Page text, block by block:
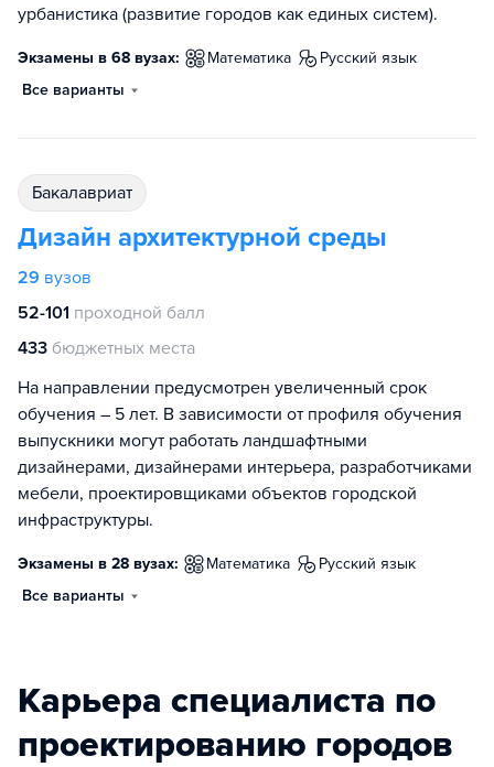
урбанистика (развитие городов как единых систем).
Экзамены в 68 вузах: математика
русский язык
Все варианты
бакалавриат
Дизайн архитектурной среды
29 вузов
52-101 проходной балл
433 бюджетных места
На направлении предусмотрен увеличенный срок
обучения – 5 лет. В зависимости от профиля обучения
выпускники могут работать ландшафтными
дизайнерами, дизайнерами интерьера, разработчиками
мебели, проектировщиками объектов городской
инфраструктуры.
Экзамены в 28 вузах: математика
русский язык
Все варианты
Карьера специалиста по
проектированию городов